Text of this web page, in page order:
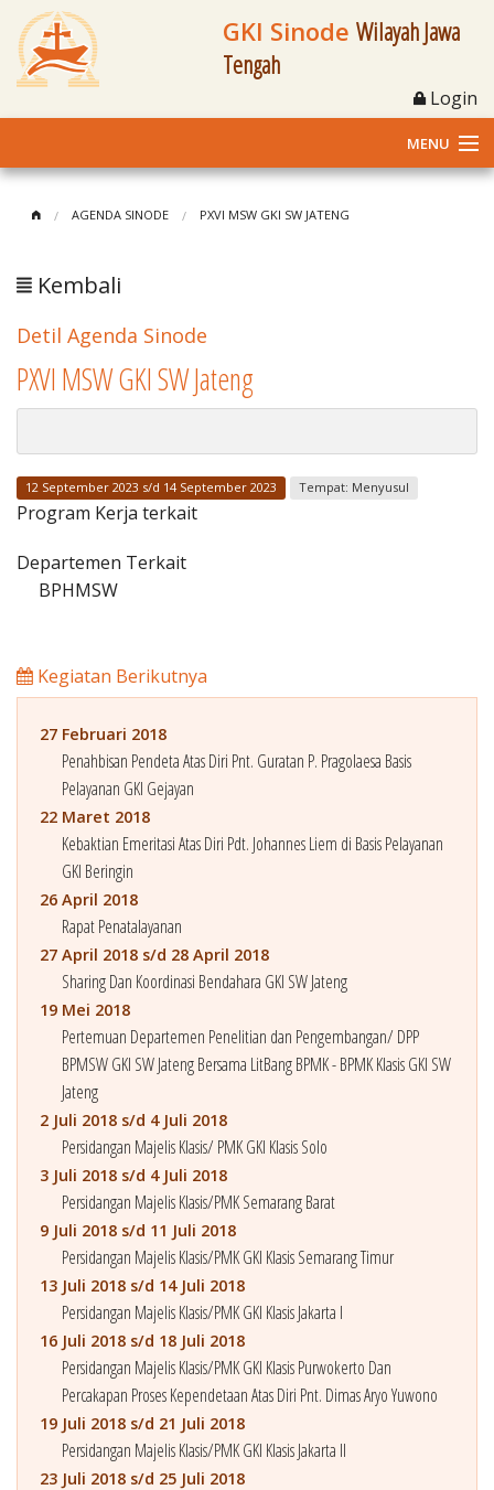
GKI Sinode Wilayah Jawa
Tengah
Login
MENU
Klasis dan Jemaat
Berita Kegiatan
Fasilitas
Materi
Penerbitan
AGENDA SINODE PXVI MSW GKI SW JATENG
Kembali
Detil Agenda Sinode
PXVI MSW GKI SW Jateng
12 September 2023 s/d 14 September 2023 Tempat: Menyusul
Program Kerja terkait
Departemen Terkait
BPHMSW
Kegiatan Berikutnya
27 Februari 2018
Penahbisan Pendeta Atas Diri Pnt. Guratan P. Pragolaesa Basis
Pelayanan GKI Gejayan
22 Maret 2018
Kebaktian Emeritasi Atas Diri Pdt. Johannes Liem di Basis Pelayanan
GKI Beringin
26 April 2018
Rapat Penatalayanan
27 April 2018 s/d 28 April 2018
Sharing Dan Koordinasi Bendahara GKI SW Jateng
19 Mei 2018
Pertemuan Departemen Penelitian dan Pengembangan/ DPP
BPMSW GKI SW Jateng Bersama LitBang BPMK - BPMK Klasis GKI SW
Jateng
2 Juli 2018 s/d 4 Juli 2018
Persidangan Majelis Klasis/ PMK GKI Klasis Solo
3 Juli 2018 s/d 4 Juli 2018
Persidangan Majelis Klasis/PMK Semarang Barat
9 Juli 2018 s/d 11 Juli 2018
Persidangan Majelis Klasis/PMK GKI Klasis Semarang Timur
13 Juli 2018 s/d 14 Juli 2018
Persidangan Majelis Klasis/PMK GKI Klasis Jakarta I
16 Juli 2018 s/d 18 Juli 2018
Persidangan Majelis Klasis/PMK GKI Klasis Purwokerto Dan
Percakapan Proses Kependetaan Atas Diri Pnt. Dimas Aryo Yuwono
19 Juli 2018 s/d 21 Juli 2018
Persidangan Majelis Klasis/PMK GKI Klasis Jakarta II
23 Juli 2018 s/d 25 Juli 2018